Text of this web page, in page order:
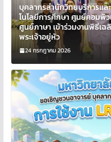
บุคลากรสำนักวิทยบริการแล
โนโลยีการศึกษา ศูนย์คอมพิ
ศูนย์ภาษา เข้าร่วมงานพิธีเ
พระเจ้าอยู่หัว
24 กรกฎาคม 2026